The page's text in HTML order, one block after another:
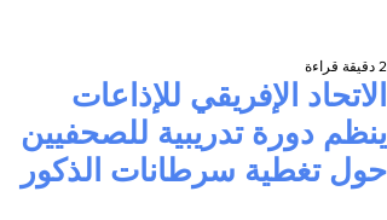
الاتحاد الإفريقي للإذاعات
ينظم دورة تدريبية للصحفيين
حول تغطية سرطانات الذكور
2 دقيقة قراءة